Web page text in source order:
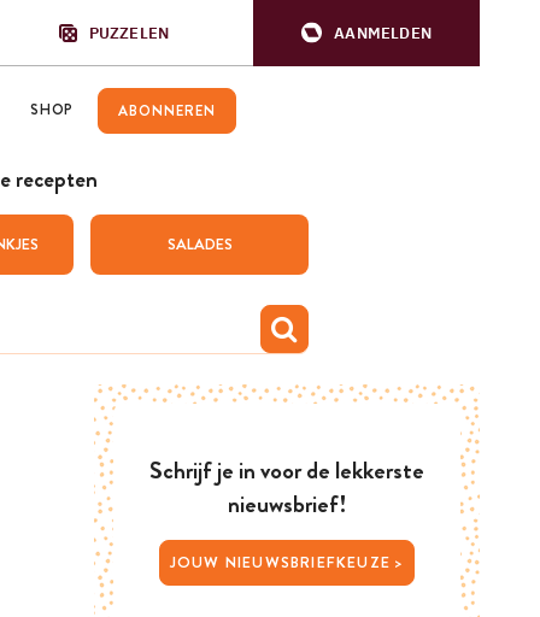
PUZZELEN AANMELDEN
SHOP ABONNEREN
recepten
SALADES
Schrijf je in voor de lekkerste
nieuwsbrief!
JOUW NIEUWSBRIEFKEUZE >